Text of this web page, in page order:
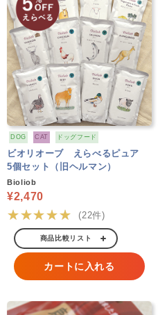
DOG CAT ドッグフード
ビオリオーブ えらべるピュア
5個セット（旧ヘルマン）
Bioliob
¥2,470
★★★★★ (22件)
商品比較リスト
カートに入れる